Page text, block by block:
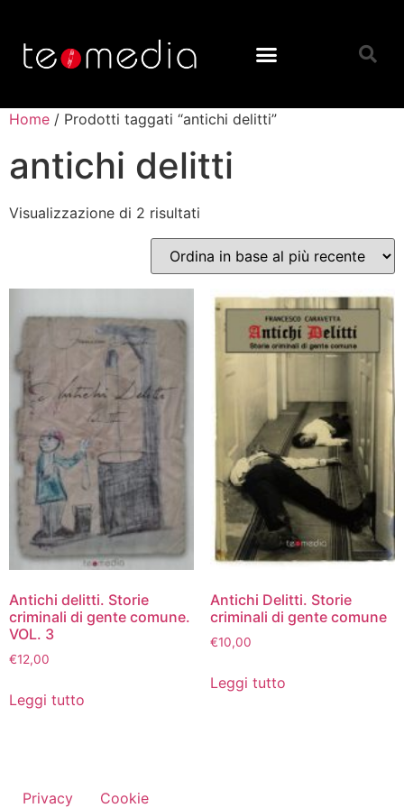
Home / Prodotti taggati “antichi delitti”
antichi delitti
Visualizzazione di 2 risultati
Antichi delitti. Storie
criminali di gente comune.
VOL. 3
€12,00
Leggi tutto
Antichi Delitti. Storie
criminali di gente comune
€10,00
Leggi tutto
Privacy Cookie